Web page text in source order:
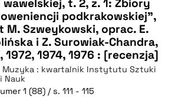
t. 2, z. 1: Zbiory
podkrakowskiej",
M. Szweykowski, oprac. E.
i Z. Surowiak-Chandra,
1972, 1974, 1976 : [recenzja]
Muzyka : kwartalnik Instytutu Sztuki
Nauk
1 (88) / s. 111 - 115